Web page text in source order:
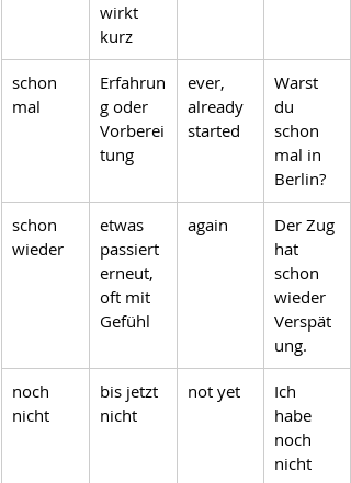
wirkt
kurz
schon
mal
Erfahrun
g oder
Vorberei
tung
ever,
already
started
Warst
du
schon
mal in
Berlin?
schon
wieder
etwas
passiert
erneut,
oft mit
Gefühl
again
Der Zug
hat
schon
wieder
Verspät
ung.
noch
nicht
bis jetzt
nicht
not yet
Ich
habe
noch
nicht